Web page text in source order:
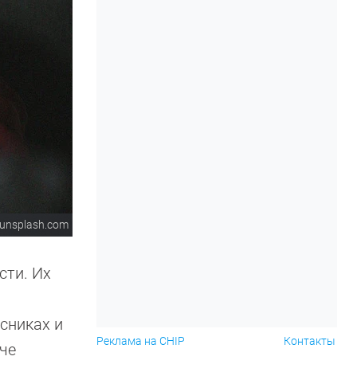
unsplash.com
Их
и
Реклама на CHIP Контакты